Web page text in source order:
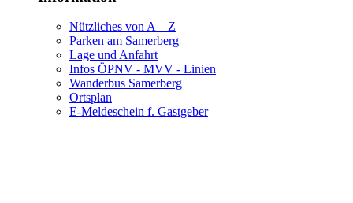
Nützliches von A – Z
Parken am Samerberg
Lage und Anfahrt
Infos ÖPNV - MVV - Linien
Wanderbus Samerberg
Ortsplan
E-Meldeschein f. Gastgeber